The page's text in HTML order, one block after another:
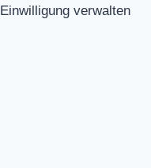
Einwilligung verwalten